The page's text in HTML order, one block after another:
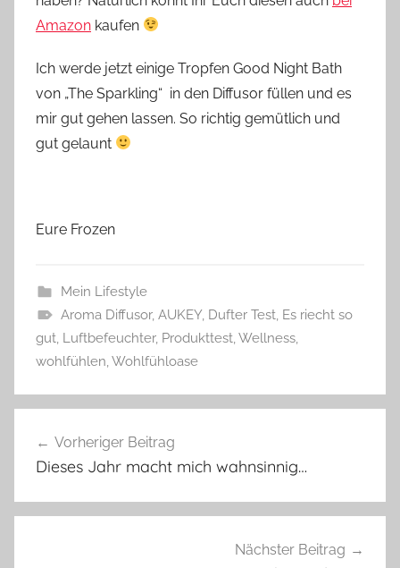
Amazon kaufen
Ich werde jetzt einige Tropfen Good Night Bath
von „The Sparkling“ in den Diffusor füllen und es
mir gut gehen lassen. So richtig gemütlich und
gut gelaunt
Eure Frozen
Mein Lifestyle
Aroma Diffusor, AUKEY, Dufter Test, Es riecht so
gut, Luftbefeuchter, Produkttest,Wellness,
wohlfühlen,Wohlfühloase
Vorheriger Beitrag
Dieses Jahr macht mich wahnsinnig…
Nächster Beitrag